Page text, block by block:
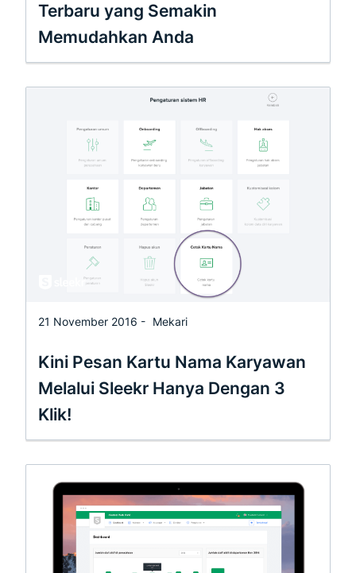
Terbaru yang Semakin
Memudahkan Anda
21 November 2016 - Mekari
Kini Pesan Kartu Nama Karyawan
Melalui Sleekr Hanya Dengan 3
Klik!